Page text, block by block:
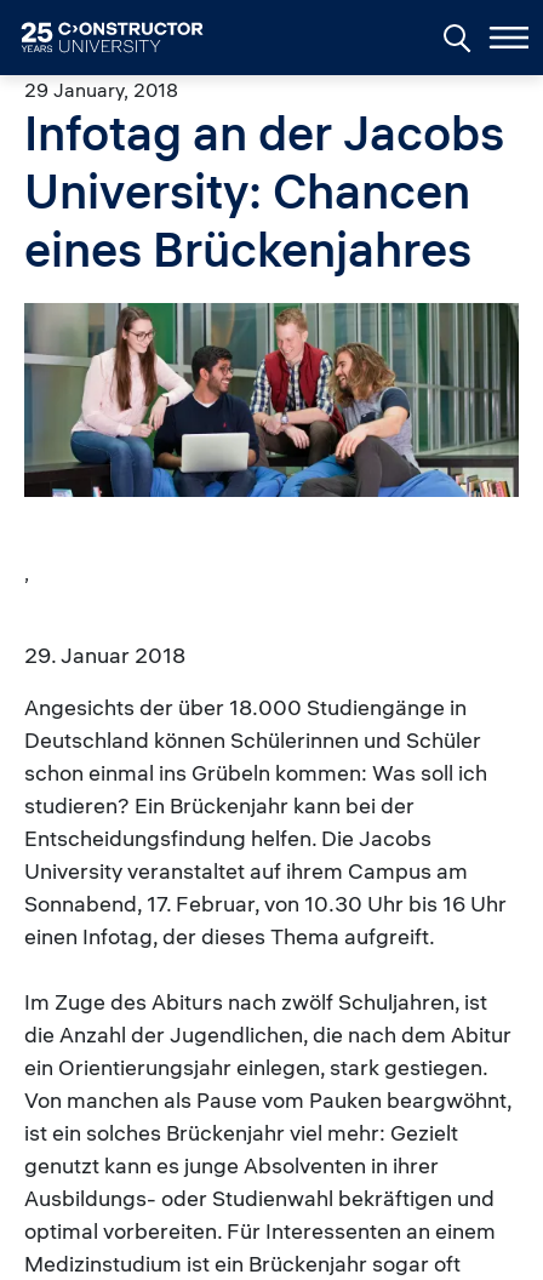
29 January, 2018
Infotag an der Jacobs
University: Chancen
eines Brückenjahres
Image
29. Januar 2018
Angesichts der über 18.000 Studiengänge in
Deutschland können Schülerinnen und Schüler
schon einmal ins Grübeln kommen: Was soll ich
studieren? Ein Brückenjahr kann bei der
Entscheidungsfindung helfen. Die Jacobs
University veranstaltet auf ihrem Campus am
Sonnabend, 17. Februar, von 10.30 Uhr bis 16 Uhr
einen Infotag, der dieses Thema aufgreift.
Im Zuge des Abiturs nach zwölf Schuljahren, ist
die Anzahl der Jugendlichen, die nach dem Abitur
ein Orientierungsjahr einlegen, stark gestiegen.
Von manchen als Pause vom Pauken beargwöhnt,
ist ein solches Brückenjahr viel mehr: Gezielt
genutzt kann es junge Absolventen in ihrer
Ausbildungs- oder Studienwahl bekräftigen und
optimal vorbereiten. Für Interessenten an einem
Medizinstudium ist ein Brückenjahr sogar oft